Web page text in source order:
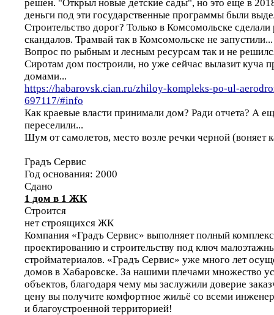
решен. "Открыл новые детские сады", но это еще в
деньги под эти государственные программы были
Строительство дорог? Только в Комсомольске
скандалов. Трамвай так в Комсомольске не запустили...
Вопрос по рыбным и лесным ресурсам так и не
Сиротам дом построили, но уже сейчас вылазит куча
домами...
https://habarovsk.cian.ru/zhiloy-kompleks-po-ul-
697117/#info
Как краевые власти принимали дом? Ради отчета? А
переселили...
Шум от самолетов, место возле речки черной (воняет
Градъ Сервис
Год основания: 2000
Сдано
1 дом в 1 ЖК
Строится
нет строящихся ЖК
Компания «Градъ Сервис» выполняет полный
проектированию и строительству под ключ
стройматериалов. «Градъ Сервис» уже много лет
домов в Хабаровске. За нашими плечами множество
объектов, благодаря чему мы заслужили доверие
цену вы получите комфортное жильё со всеми
и благоустроенной территорией!